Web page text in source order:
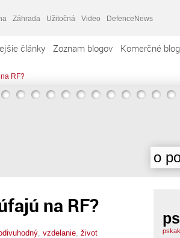
Záhrada Užitočná Video DefenceNews
články Zoznam blogov Komerčné
RF?
o
na RF?
vzdelanie život